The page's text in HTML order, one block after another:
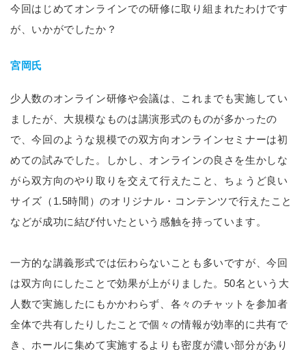
今回はじめてオンラインでの研修に取り組まれたわけです
が、いかがでしたか？
宮岡氏
少人数のオンライン研修や会議は、これまでも実施してい
ましたが、大規模なものは講演形式のものが多かったの
で、今回のような規模での双方向オンラインセミナーは初
めての試みでした。しかし、オンラインの良さを生かしな
がら双方向のやり取りを交えて行えたこと、ちょうど良い
サイズ（1.5時間）のオリジナル・コンテンツで行えたこと
などが成功に結び付いたという感触を持っています。
一方的な講義形式では伝わらないことも多いですが、今回
は双方向にしたことで効果が上がりました。50名という大
人数で実施したにもかかわらず、各々のチャットを参加者
全体で共有したりしたことで個々の情報が効率的に共有で
き、ホールに集めて実施するよりも密度が濃い部分があり